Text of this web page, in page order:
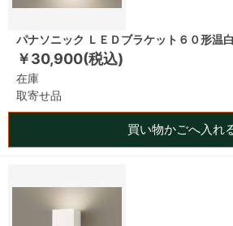
パナソニック ＬＥＤブラケット６０形温
￥30,900(税込)
在庫
取寄せ品
買い物かごへ入れ